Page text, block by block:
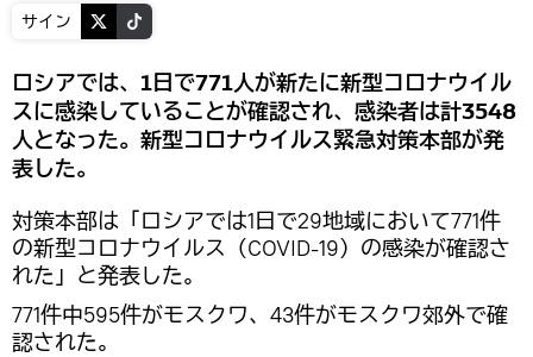
サイン
ロシアでは、1日で771人が新たに新型コロナウイル
スに感染していることが確認され、感染者は計3548
人となった。新型コロナウイルス緊急対策本部が発
表した。
対策本部は「ロシアでは1日で29地域において771件
の新型コロナウイルス（COVID-19）の感染が確認さ
れた」と発表した。
771件中595件がモスクワ、43件がモスクワ郊外で確
認された。